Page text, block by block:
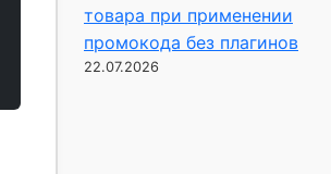
товара при применении
промокода без плагинов
22.07.2026